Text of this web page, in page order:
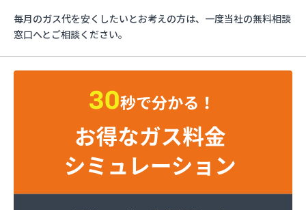
カメイ株式会社
カメイ株式会社 LPガス塩釜ターミナル
カメイ株式会社 宮城支店 石巻営業所
ケイワ産業ガス販売株式会社
ツネマツガス株式会社
毎月のガス代を安くしたいとお考えの方は、一度当社の無料相談
窓口へとご相談ください。